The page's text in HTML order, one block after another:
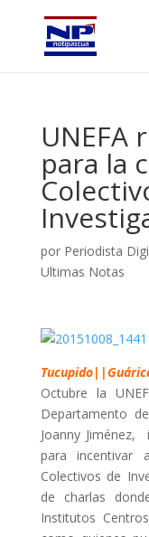
UNEFA
para la
por Periodista
Ultimas Notas
Octubre la
Departamento
Joanny
para incentivar
Colectivos de
de charlas
Institutos